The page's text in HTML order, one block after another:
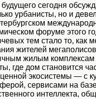
будущего сегодня
урбанисты, но и
форуме этого
тем стало то, как
жителей
жилым комплексам
где дом становится
экосистемы — с
сервисами на
интеллекта,